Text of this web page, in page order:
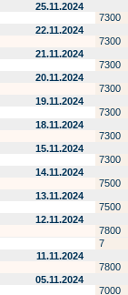
25.11.2024
7300
22.11.2024
7300
21.11.2024
7300
20.11.2024
7300
19.11.2024
7300
18.11.2024
7300
15.11.2024
7300
14.11.2024
7500
13.11.2024
7500
12.11.2024
7800
7
11.11.2024
7800
05.11.2024
7000